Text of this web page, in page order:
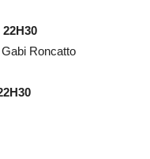
Roncatto